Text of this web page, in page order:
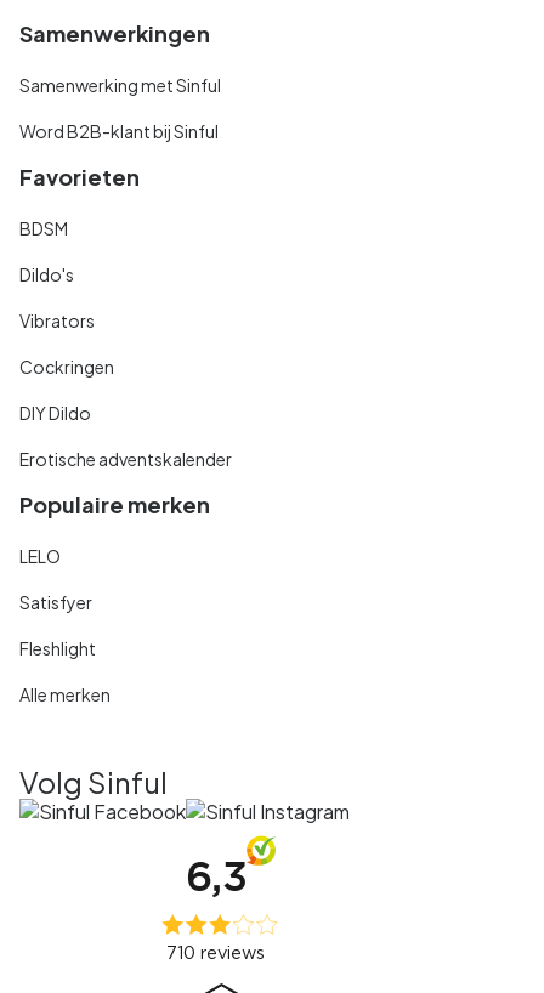
Samenwerkingen
Samenwerking met Sinful
Word B2B-klant bij Sinful
Favorieten
BDSM
Dildo's
Vibrators
Cockringen
DIY Dildo
Erotische adventskalender
Populaire merken
LELO
Satisfyer
Fleshlight
Alle merken
Volg Sinful